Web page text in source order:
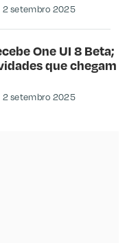
2 setembro 2025
One UI 8 Beta;
que chegam
2 setembro 2025